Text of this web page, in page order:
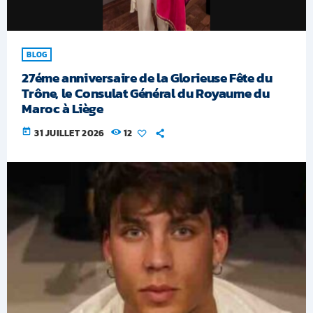
BLOG
27éme anniversaire de la Glorieuse Fête du
Trône, le Consulat Général du Royaume du
Maroc à Liège
today 31 JUILLET 2026 12